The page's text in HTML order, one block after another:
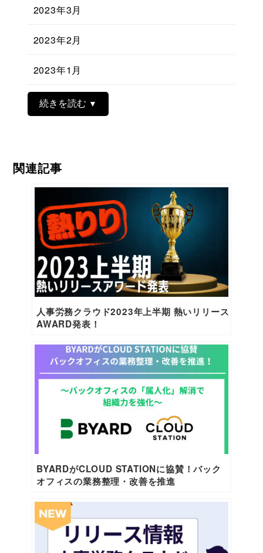
2023年3月
2023年2月
2023年1月
続きを読む
関連記事
人事労務クラウド2023年上半期 熱いリリース
AWARD発表！
BYARDがCLOUD STATIONに協賛！バック
オフィスの業務整理・改善を推進